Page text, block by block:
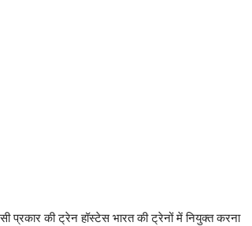
प्रकार की ट्रेन हॉस्टेस भारत की ट्रेनों में नियुक्त करना